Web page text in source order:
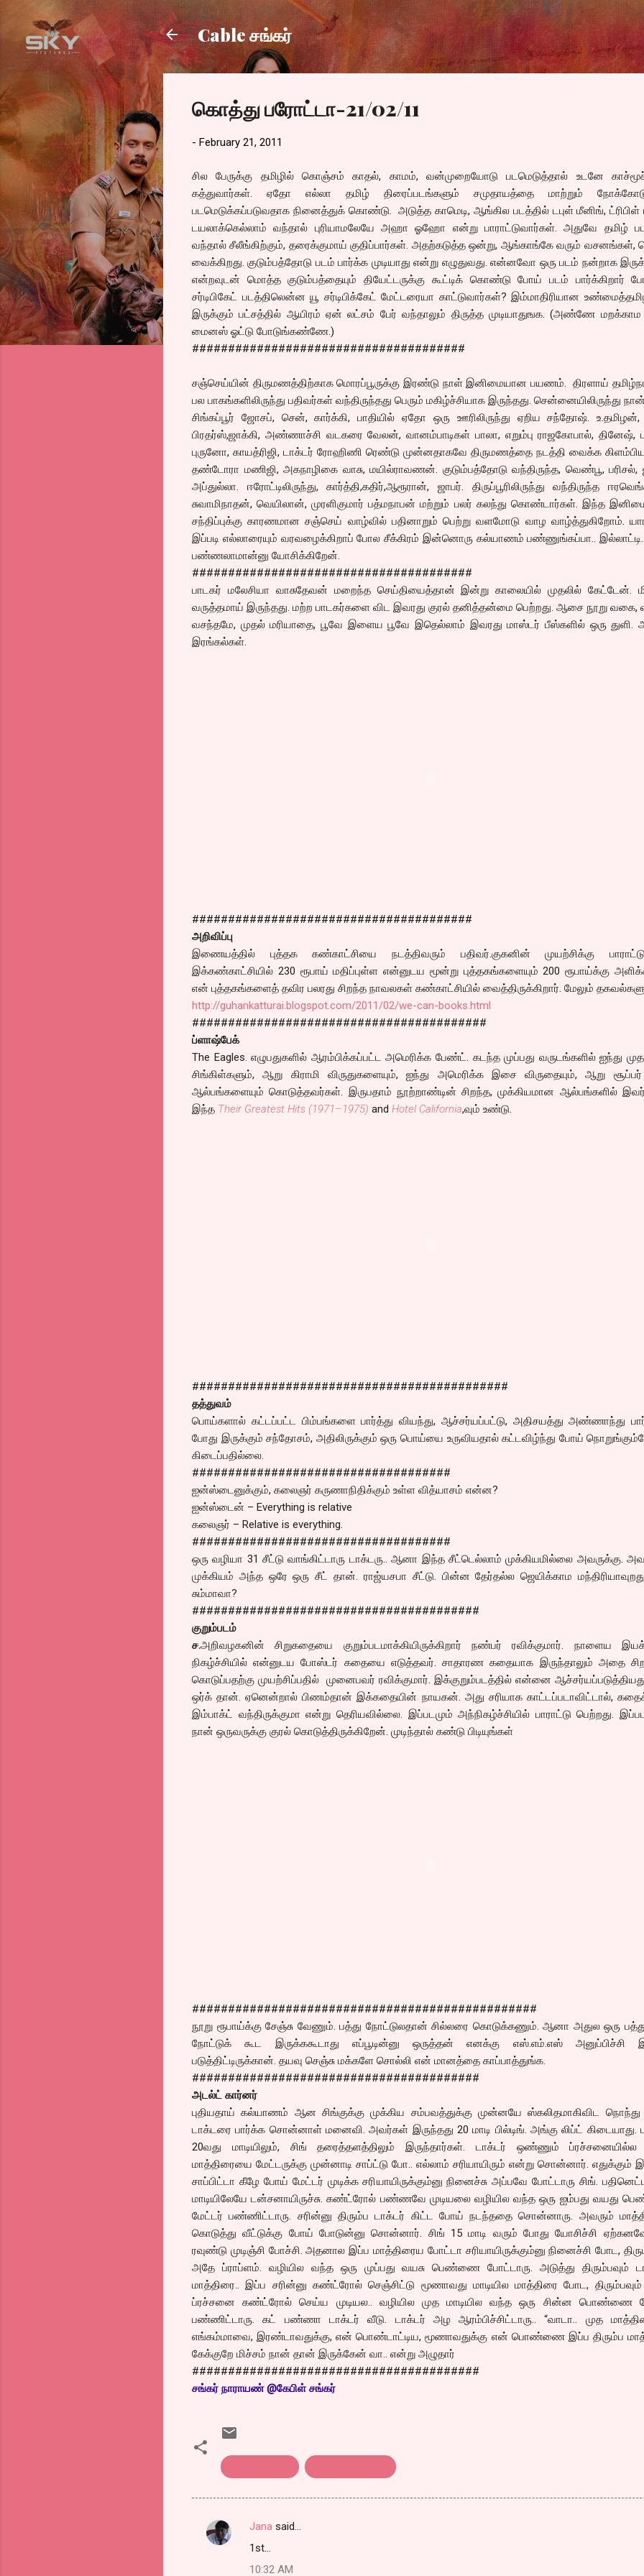
Skip to main content
Cable சங்கர்
கொத்து பரோட்டா-21/02/11
- February 21, 2011
சில பேருக்கு தமிழில் கொஞ்சம் காதல், காமம், வன்முறையோடு படமெடுத்தால் உடனே
கத்துவார்கள். ஏதோ எல்லா தமிழ் திரைப்படங்களும் சமுதாயத்தை மாற்றும்
படமெடுக்கப்படுவதாக நினைத்துக் கொண்டு. அடுத்த காமெடி, ஆங்கில படத்தில் டபுள் மீனிங், ட்ரிபிள்
டயலாக்கெல்லாம் வந்தால் புரியாமலேயே அஹா ஓஹோ என்று பாராட்டுவார்கள். அதுவே தமிழ்
வந்தால் சீலீங்கிற்கும், தரைக்குமாய் குதிப்பார்கள். அதற்கடுத்த ஒன்று, ஆங்காங்கே வரும் வசனங்கள்,
வைக்கிறது. குடும்பத்தோடு படம் பார்க்க முடியாது என்று எழுதுவது. என்னவோ ஒரு படம் நன்றாக
என்றவுடன் மொத்த குடும்பத்தையும் தியேட்டருக்கு கூட்டிக் கொண்டு போய் படம் பார்க்கிறார்
சர்டிபிகேட் படத்திலென்ன யூ சர்டிபிக்கேட் மேட்டரையா காட்டுவார்கள்? இம்மாதிரியான
இருக்கும் பட்சத்தில் ஆயிரம் ஏன் லட்சம் பேர் வந்தாலும் திருத்த முடியாதுஙக. (அண்ணே மறக்காம
மைனஸ் ஓட்டு போடுங்கண்ணே.)
######################################
சஞ்செய்யின் திருமணத்திற்காக மொரப்பூருக்கு இரண்டு நாள் இனிமையான பயணம். திரளாய்
பல பாகங்களிலிருந்து பதிவர்கள் வந்திருந்தது பெரும் மகிழ்ச்சியாக இருந்தது. சென்னையிலிருந்து
சிங்கப்பூர் ஜோசப், சென், கார்க்கி, பாதியில் ஏதோ ஒரு ஊரிலிருந்து ஏறிய சந்தோஷ். உ.தமிழன்,
பிரதர்ஸ்,ஜாக்கி, அண்ணாச்சி வடகரை வேலன், வானம்பாடிகள் பாலா, எறும்பு ராஜகோபால், தினேஷ்,
புருனோ, காயத்ரிஜி, டாக்டர் ரோஹிணி ரெண்டு முன்னதாகவே திருமணத்தை நடத்தி வைக்க
தண்டோரா மணிஜி, அகநாழிகை வாசு, மயில்ராவணன். குடும்பத்தோடு வந்திருந்த, வெண்பூ,
அப்துல்லா. ஈரோட்டிலிருந்து, கார்த்தி,கதிர்,ஆரூரான், ஜாபர். திருப்பூரிலிருந்து வந்திருந்த
சுவாமிநாதன், வெயிலான், முரளிகுமார் பத்மநாபன் மற்றும் பலர் கலந்து கொண்டார்கள். இந்த
சந்திப்புக்கு காரணமான சஞ்செய் வாழ்வில் பதினாறும் பெற்று வளமோடு வாழ வாழ்த்துகிறோம்.
இப்படி எல்லாரையும் வரவழைக்கிறாப் போல சீக்கிரம் இன்னொரு கல்யாணம் பண்ணுங்கப்பா..
பண்ணலாமான்னு யோசிக்கிறேன்.
#######################################
பாடகர் மலேசியா வாசுதேவன் மறைந்த செய்தியைத்தான் இன்று காலையில் முதலில் கேட்டேன்.
வருத்தமாய் இருந்தது. மற்ற பாடகர்களை விட இவரது குரல் தனித்தன்மை பெற்றது. ஆசை நூறு வகை,
வசந்தமே, முதல் மரியாதை, பூவே இளைய பூவே இதெல்லாம் இவரது மாஸ்டர் பீஸ்களில் ஒரு துளி.
இரங்கல்கள்.
#######################################
அறிவிப்பு
இணையத்தில் புத்தக கண்காட்சியை நடத்திவரும் பதிவர்.குகனின் முயற்சிக்கு
இக்கண்காட்சியில் 230 ரூபாய் மதிப்புள்ள என்னுடய மூன்று புத்தகங்களையும் 200 ரூபாய்க்கு
என் புத்தகங்களைத் தவிர பலரது சிறந்த நாவலகள் கண்காட்சியில் வைத்திருக்கிறார். மேலும்
http://guhankatturai.blogspot.com/2011/02/we-can-books.html
#########################################
ப்ளாஷ்பேக்
The Eagles. எழுபதுகளில் ஆரம்பிக்கப்பட்ட அமெரிக்க பேண்ட். கடந்த முப்பது வருடங்களில் ஐந்து
சிங்கிள்களும், ஆறு கிராமி விருதுகளையும், ஐந்து அமெரிக்க இசை விருதையும், ஆறு
ஆல்பங்களையும் கொடுத்தவர்கள். இருபதாம் நூற்றாண்டின் சிறந்த, முக்கியமான ஆல்பங்களில்
இந்த Their Greatest Hits (1971–1975) and Hotel California,வும் உண்டு.
############################################
தத்துவம்
பொய்களால் கட்டப்பட்ட பிம்பங்களை பார்த்து வியந்து, ஆச்சர்யப்பட்டு, அதிசயத்து அண்ணாந்து
போது இருக்கும் சந்தோசம், அதிலிருக்கும் ஒரு பொய்யை உருவியதால் கட்டவிழ்ந்து போய்
கிடைப்பதில்லை.
####################################
ஐன்ஸ்டைனுக்கும், கலைஞர் கருணாநிதிக்கும் உள்ள வித்யாசம் என்ன?
ஐன்ஸ்டைன் – Everything is relative
கலைஞர் – Relative is everything.
####################################
ஒரு வழியா 31 சீட்டு வாங்கிட்டாரு டாக்டரு.. ஆனா இந்த சீட்டெல்லாம் முக்கியமில்லை அவருக்கு.
முக்கியம் அந்த ஒரே ஒரு சீட் தான். ராஜ்யசபா சீட்டு. பின்ன தேர்தல்ல ஜெயிக்காம
சும்மாவா?
########################################
குறும்படம்
ச.அறிவழகனின் சிறுகதையை குறும்படமாக்கியிருக்கிறார் நண்பர் ரவிக்குமார். நாளைய
நிகழ்ச்சியில் என்னுடய போஸ்டர் கதையை எடுத்தவர். சாதாரண கதையாக இருந்தாலும் அதை
கொடுப்பதற்கு முயற்சிப்பதில் முனைபவர் ரவிக்குமார். இக்குறும்படத்தில் என்னை ஆச்சர்யப்படுத்தியது
ஒர்க் தான். ஏனென்றால் பிணம்தான் இக்கதையின் நாயகன். அது சரியாக காட்டப்படாவிட்டால்,
இம்பாக்ட் வந்திருக்குமா என்று தெரியவில்லை. இப்படமும் அந்நிகழ்ச்சியில் பாராட்டு பெற்றது.
நான் ஒருவருக்கு குரல் கொடுத்திருக்கிறேன். முடிந்தால் கண்டு பிடியுங்கள்
################################################
நூறு ரூபாய்க்கு சேஞ்சு வேணும். பத்து நோட்டுலதான் சில்லரை கொடுக்கணும். ஆனா அதுல ஒரு பத்து
நோட்டுக் கூட இருக்ககூடாது எப்பூடின்னு ஒருத்தன் எனக்கு எஸ்.எம்.எஸ் அனுப்பிச்சி
படுத்திட்டிருக்கான். தயவு செஞ்சு மக்களே சொல்லி என் மானத்தை காப்பாத்துங்க.
########################################
அடல்ட் கார்னர்
புதியதாய் கல்யாணம் ஆன சிங்குக்கு முக்கிய சம்பவத்துக்கு முன்னயே ஸ்கலிதமாகிவிட
டாக்டரை பார்க்க சொன்னாள் மனைவி. அவர்கள் இருந்தது 20 மாடி பில்டிங். அங்கு லிப்ட் கிடையாது.
20வது மாடியிலும், சிங் தரைத்தளத்திலும் இருந்தார்கள். டாக்டர் ஒண்ணும்
மாத்திரையை மேட்டருக்கு முன்னாடி சாப்ட்டு போ.. எல்லாம் சரியாயிரும் என்று சொன்னார். எதுக்கும்
சாப்பிட்டா கீழே போய் மேட்டர் முடிக்க சரியாயிருக்கும்னு நினைச்சு அப்பவே போட்டாரு சிங்.
மாடியிலேயே டன்சனாயிருச்சு. கண்ட்ரோல் பண்ணவே முடியலை வழியில வந்த ஒரு ஐம்பது வயது
மேட்டர் பண்ணிட்டாரு. சரின்னு திரும்ப டாக்டர் கிட்ட போய் நடந்ததை சொன்னாரு. அவரும்
கொடுத்து வீட்டுக்கு போய் போடுன்னு சொன்னார். சிங் 15 மாடி வரும் போது யோசிச்சி
ரவுண்டு முடிஞ்சி போச்சி. அதனால இப்ப மாத்திரைய போட்டா சரியாயிருக்கும்னு நினைச்சி போட,
அதே ப்ராப்ளம். வழியில வந்த ஒரு முப்பது வயசு பெண்ணை போட்டாரு. அடுத்து திரும்பவும்
மாத்திரை.. இப்ப சரின்னு கண்ட்ரோல் செஞ்சிட்டு மூணாவது மாடியில மாத்திரை போட,
ப்ரச்சனை கண்ட்ரோல் செய்ய முடியல.. வழியில முத மாடியில வந்த ஒரு சின்ன பொண்ணை
பண்ணிட்டாரு. கட் பண்ணா டாக்டர் வீடு. டாக்டர் அழ ஆரம்பிச்சிட்டாரு.. “வாடா.. முத
எங்கம்மாவை, இரண்டாவதுக்கு, என் பொண்டாட்டிய, மூணாவதுக்கு என் பொண்ணை இப்ப திரும்ப
கேக்குறே மிச்சம் நான் தான் இருக்கேன் வா.. என்று அழுதார்
########################################
சங்கர் நாராயண் @கேபிள் சங்கர்
C
Jana said…
1st...
10:32 AM